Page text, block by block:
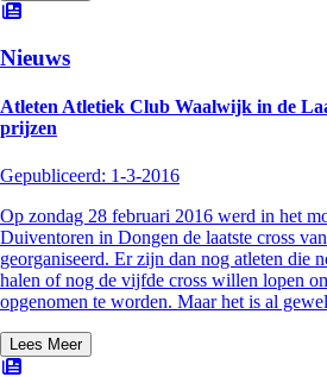
Nieuws
Atleten Atletiek Club Waalwijk in de
prijzen
Gepubliceerd: 1-3-2016
Op zondag 28 februari 2016 werd in het
Duiventoren in Dongen de laatste cross
georganiseerd. Er zijn dan nog atleten die
halen of nog de vijfde cross willen lopen
opgenomen te worden. Maar het is al gewel
Lees Meer